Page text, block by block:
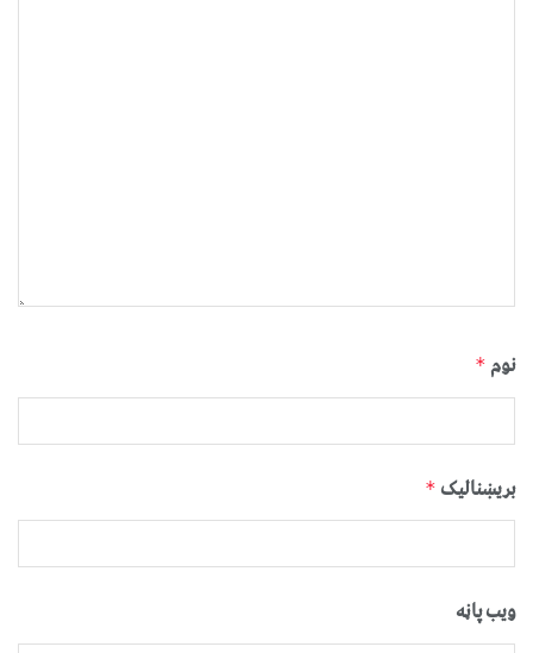
نوم *
بریښنالیک *
ویب پاڼه